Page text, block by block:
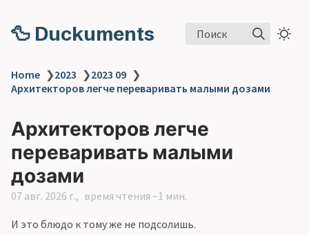
🦆 Duckuments Поиск
Home ❯2023 ❯2023 09 ❯
Архитекторов легче переваривать малыми дозами
Архитекторов легче
переваривать малыми
дозами
07 авг. 2026 г. время чтения ~1 мин.
И это блюдо к тому же не подсолишь.